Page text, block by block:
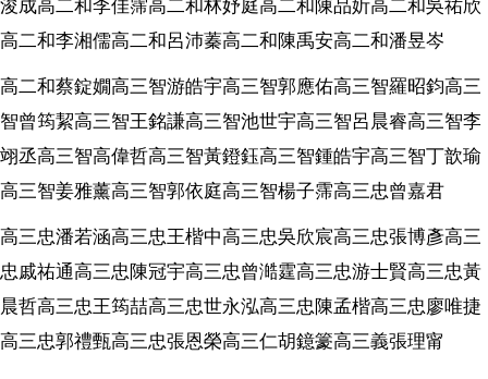
浚成高二和李佳霈高二和林妤庭高二和陳品妡高二和吳祐欣
高二和李湘儒高二和呂沛蓁高二和陳禹安高二和潘昱岑
高二和蔡錠嫺高三智游皓宇高三智郭應佑高三智羅昭鈞高三
智曾筠絜高三智王銘謙高三智池世宇高三智呂晨睿高三智李
翊丞高三智高偉哲高三智黃鐙鈺高三智鍾皓宇高三智丁歆瑜
高三智姜雅薰高三智郭依庭高三智楊子霈高三忠曾嘉君
高三忠潘若涵高三忠王楷中高三忠吳欣宸高三忠張博彥高三
忠戚祐通高三忠陳冠宇高三忠曾澔霆高三忠游士賢高三忠黃
晨哲高三忠王筠喆高三忠世永泓高三忠陳孟楷高三忠廖唯捷
高三忠郭禮甄高三忠張恩榮高三仁胡鐿籇高三義張理甯